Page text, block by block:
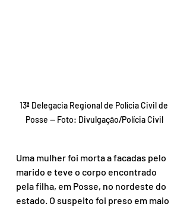
13ª Delegacia Regional de Polícia Civil de
Posse — Foto: Divulgação/Polícia Civil
Uma mulher foi morta a facadas pelo
marido e teve o corpo encontrado
pela filha, em Posse, no nordeste do
estado. O suspeito foi preso em maio